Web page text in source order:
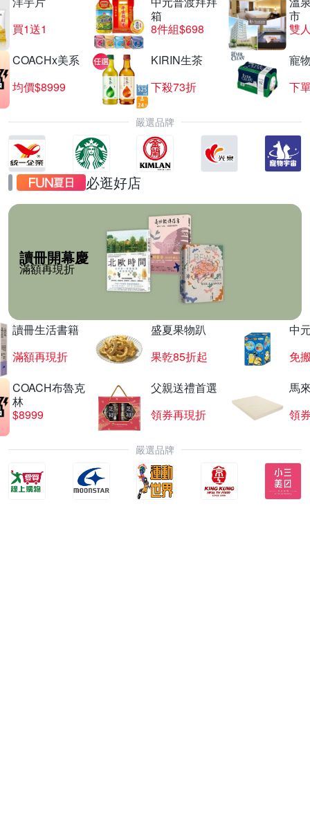
買1送1
箱
8件組$698
市
COACHx美系
均價$8999
KIRIN生茶
下殺73折
寵
下
嚴選品牌
必逛好店
讀冊開幕慶
滿額再現折
讀冊生活書籍
滿額再現折
盛夏果物趴
果乾85折起
中
免
COACH布魯克
林
$8999
父親送禮首選
領券再現折
馬
領
嚴選品牌